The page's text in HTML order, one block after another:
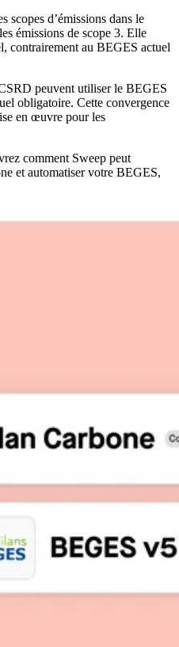
scopes d’émissions dans le
émissions de scope 3. Elle
contrairement au BEGES actuel
peuvent utiliser le BEGES
obligatoire. Cette convergence
en œuvre pour les
comment Sweep peut
et automatiser votre BEGES,